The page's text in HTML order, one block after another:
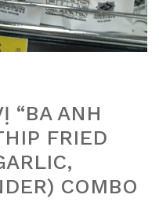
“BA ANH
FRIED
COMBO